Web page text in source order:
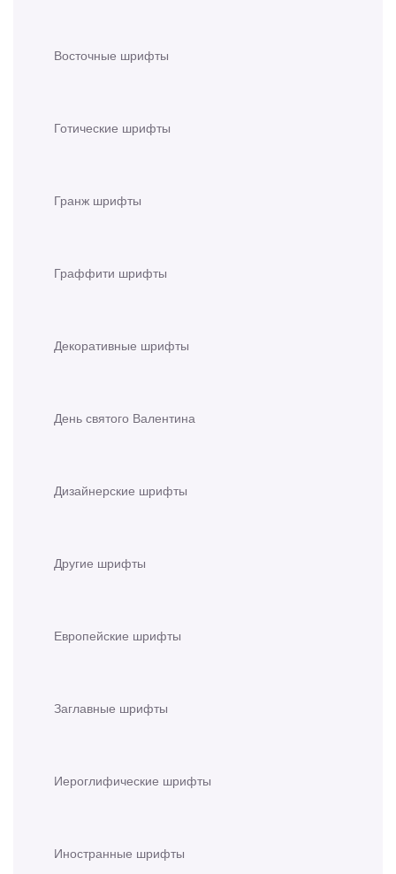
Восточные шрифты
Готические шрифты
Гранж шрифты
Граффити шрифты
Декоративные шрифты
День святого Валентина
Дизайнерские шрифты
Другие шрифты
Европейские шрифты
Заглавные шрифты
Иероглифические шрифты
Иностранные шрифты